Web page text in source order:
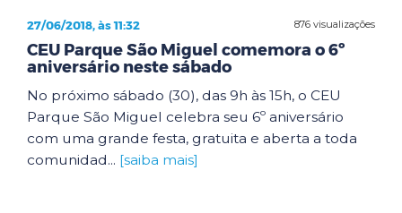
876 visualizações
27/06/2018, às 11:32
CEU Parque São Miguel comemora o 6º
aniversário neste sábado
No próximo sábado (30), das 9h às 15h, o CEU
Parque São Miguel celebra seu 6º aniversário
com uma grande festa, gratuita e aberta a toda
comunidad... [saiba mais]